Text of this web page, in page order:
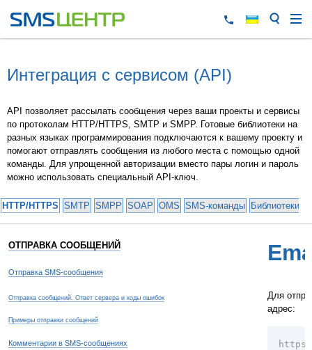
Интеграция с сервисом (API)
API позволяет рассылать сообщения через ваши проекты и сервисы
по протоколам HTTP/HTTPS, SMTP и SMPP. Готовые библиотеки на
разных языках программирования подключаются к вашему проекту и
помогают отправлять сообщения из любого места с помощью одной
команды. Для упрощенной авторизации вместо пары логин и пароль
можно использовать специальный API-ключ.
HTTP/HTTPS SMTP SMPP SOAP OMS SMS-команды Библиотеки
ОТПРАВКА СООБЩЕНИЙ
Отправка SMS-сообщения
Отправка сообщений. Ответ сервера и коды ошибок
Примеры отправки сообщений
Комментарии в SMS-сообщениях
Для
адрес: